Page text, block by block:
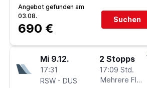
Angebot gefunden am
03.08.
690 €
Suchen
Mi 9.12.
17:31
RSW - DUS
2 Stopps
17:09 Std.
Mehrere